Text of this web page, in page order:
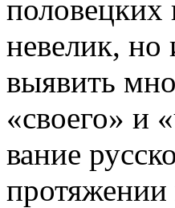
половецких
невелик, но
выявить
«сво­его» и
ва­ние
протяжении